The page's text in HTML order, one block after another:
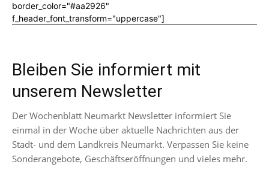
border_color="#aa2926"
f_header_font_transform="uppercase"]
Bleiben Sie informiert mit
unserem Newsletter
Der Wochenblatt Neumarkt Newsletter informiert Sie
einmal in der Woche über aktuelle Nachrichten aus der
Stadt- und dem Landkreis Neumarkt. Verpassen Sie keine
Sonderangebote, Geschäftseröffnungen und vieles mehr.